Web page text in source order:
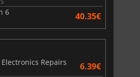
6 40.35€
Repairs
6.39€